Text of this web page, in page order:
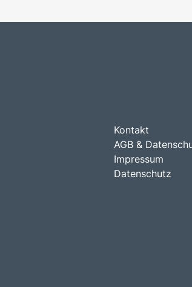
Kontakt
AGB &
Impressum
Datenschutz